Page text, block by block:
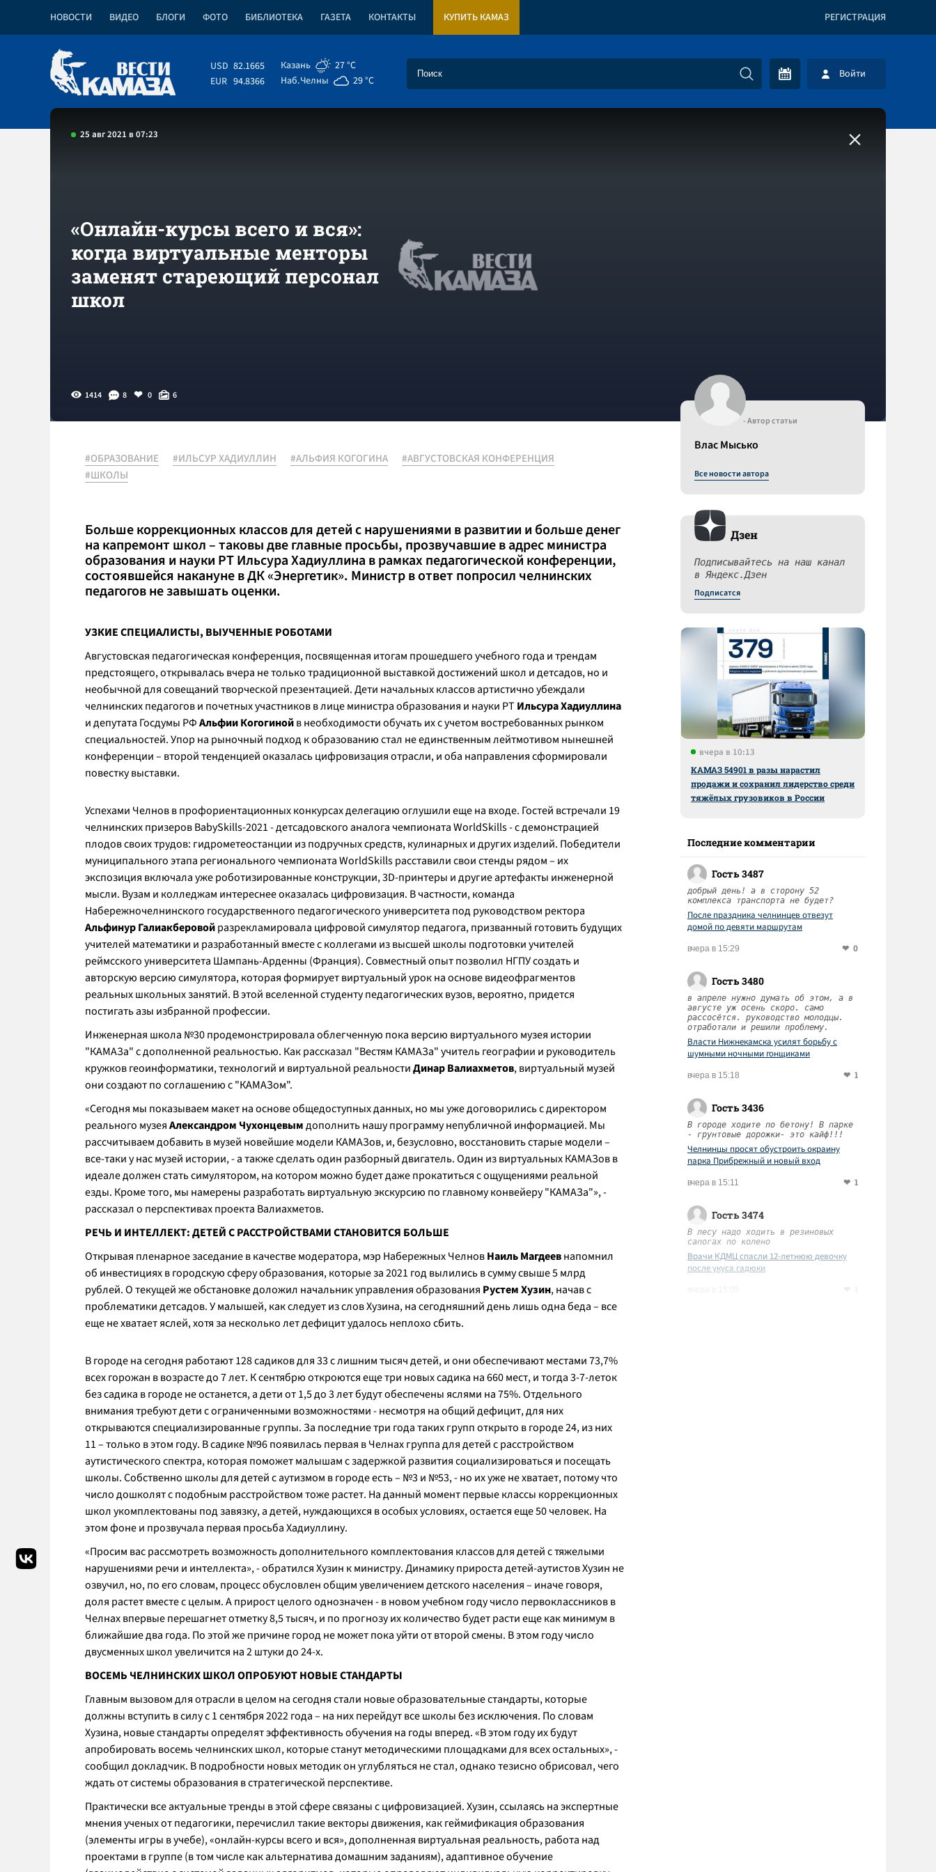
НОВОСТИ ВИДЕО БЛОГИ ФОТО БИБЛИОТЕКА ГАЗЕТА КОНТАКТЫ КУПИТЬ КАМАЗ РЕГИСТРАЦИЯ
USD 82.1665
EUR 94.8366
Казань
27 °C
Наб.Челны
29 °C Войти
25 авг 2021 в 07:23
«Онлайн-курсы всего и вся»:
когда виртуальные менторы
заменят стареющий персонал
школ
1414 8 0 6
#ОБРАЗОВАНИЕ #ИЛЬСУР ХАДИУЛЛИН #АЛЬФИЯ КОГОГИНА
#АВГУСТОВСКАЯ КОНФЕРЕНЦИЯ
#ШКОЛЫ
Больше коррекционных классов для детей с нарушениями в развитии и больше денег
на капремонт школ – таковы две главные просьбы, прозвучавшие в адрес министра
образования и науки РТ Ильсура Хадиуллина в рамках педагогической конференции,
состоявшейся накануне в ДК «Энергетик». Министр в ответ попросил челнинских
педагогов не завышать оценки.
УЗКИЕ СПЕЦИАЛИСТЫ, ВЫУЧЕННЫЕ РОБОТАМИ
Августовская педагогическая конференция, посвященная итогам прошедшего учебного года и трендам
предстоящего, открывалась вчера не только традиционной выставкой достижений школ и детсадов, но и
необычной для совещаний творческой презентацией. Дети начальных классов артистично убеждали
челнинских педагогов и почетных участников в лице министра образования и науки РТ Ильсура Хадиуллина
и депутата Госдумы РФАльфии Когогинойв необходимости обучать их с учетом востребованных рынком
специальностей. Упор на рыночный подход к образованию стал не единственным лейтмотивом нынешней
конференции – второй тенденцией оказалась цифровизация отрасли, и оба направления сформировали
повестку выставки.
Успехами Челнов в профориентационных конкурсах делегацию оглушили еще на входе. Гостей встречали 19
челнинских призеров BabySkills-2021 - детсадовского аналога чемпионата WorldSkills - с демонстрацией
плодов своих трудов: гидрометеостанции из подручных средств, кулинарных и других изделий. Победители
муниципального этапа регионального чемпионата WorldSkills расставили свои стенды рядом – их
экспозиция включала уже роботизированные конструкции, 3D-принтеры и другие артефакты инженерной
мысли. Вузам и колледжам интереснее оказалась цифровизация. В частности, команда
Набережночелнинского государственного педагогического университета под руководством ректора
Альфинур Галиакберовойразрекламировала цифровой симулятор педагога, призванный готовить будущих
учителей математики и разработанный вместе с коллегами из высшей школы подготовки учителей
реймсского университета Шампань-Арденны (Франция). Совместный опыт позволил НГПУ создать и
авторскую версию симулятора, которая формирует виртуальный урок на основе видеофрагментов
реальных школьных занятий. В этой вселенной студенту педагогических вузов, вероятно, придется
постигать азы избранной профессии.
Инженерная школа №30 продемонстрировала облегченную пока версию виртуального музея истории
"КАМАЗа" с дополненной реальностью. Как рассказал "Вестям КАМАЗа" учитель географии и руководитель
кружков геоинформатики, технологий и виртуальной реальностиДинар Валиахметов, виртуальный музей
они создают по соглашению с "КАМАЗом".
«Сегодня мы показываем макет на основе общедоступных данных, но мы уже договорились с директором
реального музеяАлександром Чухонцевымдополнить нашу программу непубличной информацией. Мы
рассчитываем добавить в музей новейшие модели КАМАЗов, и, безусловно, восстановить старые модели –
все-таки у нас музей истории, - а также сделать один разборный двигатель. Один из виртуальных КАМАЗов в
идеале должен стать симулятором, на котором можно будет даже прокатиться с ощущениями реальной
езды. Кроме того, мы намерены разработать виртуальную экскурсию по главному конвейеру "КАМАЗа"», -
рассказал о перспективах проекта Валиахметов.
РЕЧЬ И ИНТЕЛЛЕКТ: ДЕТЕЙ С РАССТРОЙСТВАМИ СТАНОВИТСЯ БОЛЬШЕ
Открывая пленарное заседание в качестве модератора, мэр Набережных ЧелновНаиль Магдеевнапомнил
об инвестициях в городскую сферу образования, которые за 2021 год вылились в сумму свыше 5 млрд
рублей. О текущей же обстановке доложил начальник управления образования Рустем Хузин, начав с
проблематики детсадов. У малышей, как следует из слов Хузина, на сегодняшний день лишь одна беда – все
еще не хватает яслей, хотя за несколько лет дефицит удалось неплохо сбить.
В городе на сегодня работают 128 садиков для 33 с лишним тысяч детей, и они обеспечивают местами 73,7%
всех горожан в возрасте до 7 лет. К сентябрю откроются еще три новых садика на 660 мест, и тогда 3-7-леток
без садика в городе не останется, а дети от 1,5 до 3 лет будут обеспечены яслями на 75%. Отдельного
внимания требуют дети с ограниченными возможностями - несмотря на общий дефицит, для них
открываются специализированные группы. За последние три года таких групп открыто в городе 24, из них
11 – только в этом году. В садике №96 появилась первая в Челнах группа для детей с расстройством
аутистического спектра, которая поможет малышам с задержкой развития социализироваться и посещать
школы. Собственно школы для детей с аутизмом в городе есть – №3 и №53, - но их уже не хватает, потому что
число дошколят с подобным расстройством тоже растет. На данный момент первые классы коррекционных
школ укомплектованы под завязку, а детей, нуждающихся в особых условиях, остается еще 50 человек. На
этом фоне и прозвучала первая просьба Хадиуллину.
«Просим вас рассмотреть возможность дополнительного комплектования классов для детей с тяжелыми
нарушениями речи и интеллекта», - обратился Хузин к министру. Динамику прироста детей-аутистов Хузин не
озвучил, но, по его словам, процесс обусловлен общим увеличением детского населения – иначе говоря,
доля растет вместе с целым. А прирост целого однозначен - в новом учебном году число первоклассников в
Челнах впервые перешагнет отметку 8,5 тысяч, и по прогнозу их количество будет расти еще как минимум в
ближайшие два года. По этой же причине город не может пока уйти от второй смены. В этом году число
двусменных школ увеличится на 2 штуки до 24-х.
ВОСЕМЬ ЧЕЛНИНСКИХ ШКОЛ ОПРОБУЮТ НОВЫЕ СТАНДАРТЫ
Главным вызовом для отрасли в целом на сегодня стали новые образовательные стандарты, которые
должны вступить в силу с 1 сентября 2022 года – на них перейдут все школы без исключения. По словам
Хузина, новые стандарты определят эффективность обучения на годы вперед. «В этом году их будут
апробировать восемь челнинских школ, которые станут методическими площадками для всех остальных», -
сообщил докладчик. В подробности новых методик он углубляться не стал, однако тезисно обрисовал, чего
ждать от системы образования в стратегической перспективе.
Практически все актуальные тренды в этой сфере связаны с цифровизацией. Хузин, ссылаясь на экспертные
мнения ученых от педагогики, перечислил такие векторы движения, как геймификация образования
(элементы игры в учебе), «онлайн-курсы всего и вся», дополненная виртуальная реальность, работа над
проектами в группе (в том числе как альтернатива домашним заданиям), адаптивное обучение
- Автор статьи
Влас Мысько
Все новости автора
Дзен
Подписывайтесь на наш канал
в Яндекс.Дзен
Подписатся
вчера в 10:13
КАМАЗ 54901 в разы нарастил
продажи и сохранил лидерство среди
тяжёлых грузовиков в России
Последние комментарии
Гость 3487
добрый день! а в сторону 52
комплекса транспорта не будет?
После праздника челнинцев отвезут
домой по девяти маршрутам
вчера в 15:29 0
Гость 3480
в апреле нужно думать об этом, а в
августе уж осень скоро. само
рассосётся. руководство молодцы.
отработали и решили проблему.
Власти Нижнекамска усилят борьбу с
шумными ночными гонщиками
вчера в 15:18 1
Гость 3436
В городе ходите по бетону! В парке
- грунтовые дорожки- это кайф!!!
Челнинцы просят обустроить окраину
парка Прибрежный и новый вход
вчера в 15:11 1
Гость 3474
В лесу надо ходить в резиновых
сапогах по колено
Врачи КДМЦ спасли 12-летнюю девочку
после укуса гадюки